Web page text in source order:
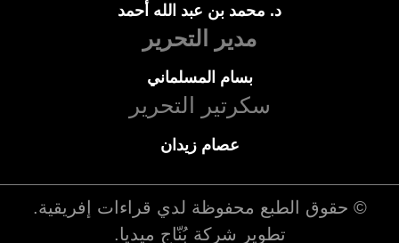
د. محمد بن عبد الله أحمد
مدير التحرير
بسام المسلماني
سكرتير التحرير
عصام زيدان
© حقوق الطبع محفوظة لدي قراءات إفريقية.
تطوير شركةبُنّاج ميديا.